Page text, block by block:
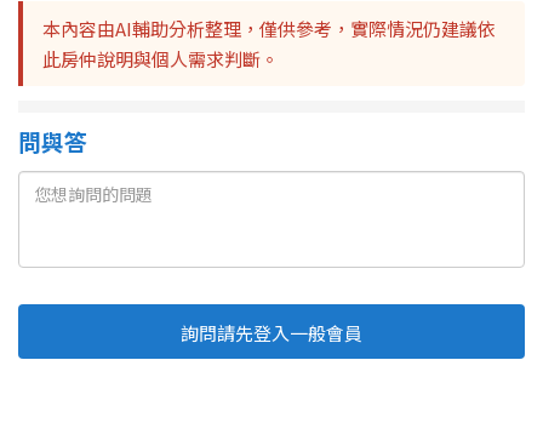
本內容由AI輔助分析整理，僅供參考，實際情況仍建議依
此房仲說明與個人需求判斷。
問與答
詢問請先登入一般會員